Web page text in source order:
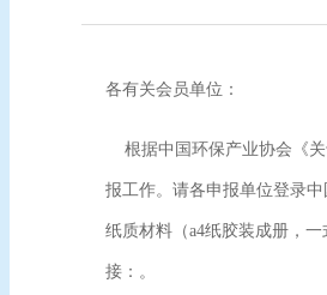
各有关会员单位：
根据中国环保产业协会《
报工作。请各申报单位登录
纸质材料（a4纸胶装成册，
接： 。